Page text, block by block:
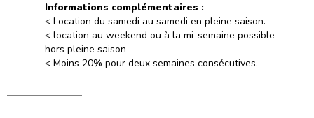
Informations complémentaires :
< Location du samedi au samedi en pleine saison.
< location au weekend ou à la mi-semaine possible
hors pleine saison
< Moins 20% pour deux semaines consécutives.